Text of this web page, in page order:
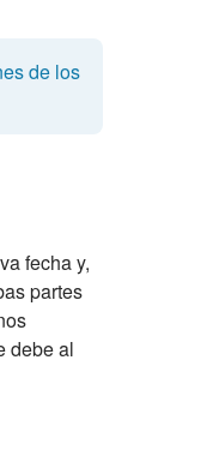
de los
fecha y,
partes
debe al